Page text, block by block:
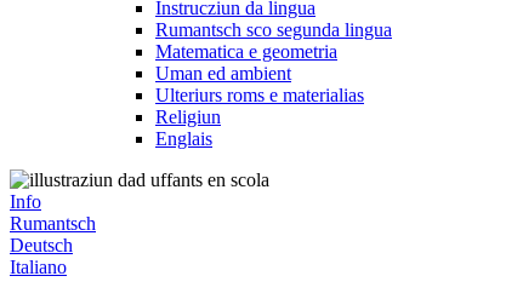
Instrucziun da lingua
Rumantsch sco segunda lingua
Matematica e geometria
Uman ed ambient
Ulteriurs roms e materialias
Religiun
Englais
Info
Rumantsch
Deutsch
Italiano